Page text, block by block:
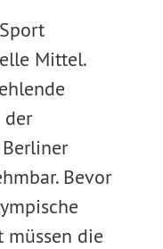
Mittel.
Bevor
müssen die